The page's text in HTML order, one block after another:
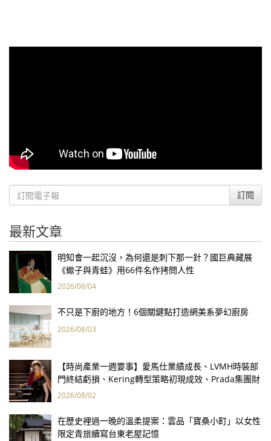
訂閱
最新文章
明知會一起沉沒，為何還是刺下那一針？國巨典藏展
《蠍子與青蛙》用66件名作拷問人性
2026/08/04
不只是下廚的地方！6個關鍵點打造網美系夢幻廚房
2026/08/03
【時尚產業一週要事】愛馬仕業績成長、LVMH時裝部
門終結虧損、Kering轉型策略初現成效、Prada集團財
報亮眼
2026/08/02
在歷史裡過一晚的溫柔提案：雲品「寶桑小町」以女性
限定青旅續寫台東老屋記憶